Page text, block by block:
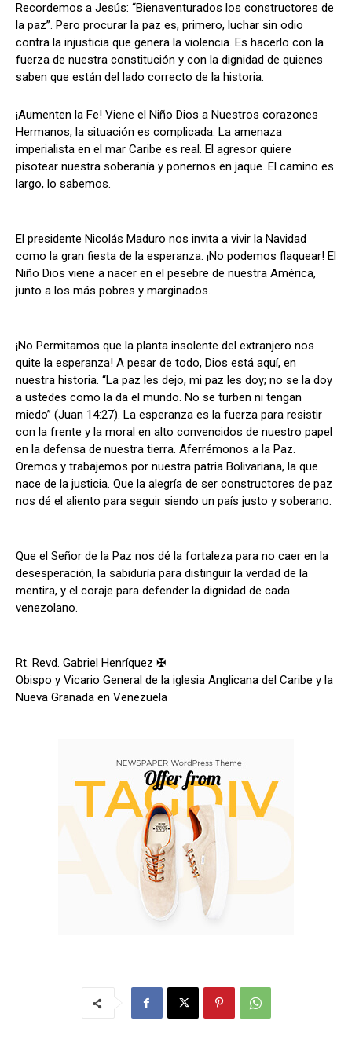
Recordemos a Jesús: “Bienaventurados los constructores de
la paz”. Pero procurar la paz es, primero, luchar sin odio
contra la injusticia que genera la violencia. Es hacerlo con la
fuerza de nuestra constitución y con la dignidad de quienes
saben que están del lado correcto de la historia.
¡Aumenten la Fe! Viene el Niño Dios a Nuestros corazones
Hermanos, la situación es complicada. La amenaza
imperialista en el mar Caribe es real. El agresor quiere
pisotear nuestra soberanía y ponernos en jaque. El camino es
largo, lo sabemos.
El presidente Nicolás Maduro nos invita a vivir la Navidad
como la gran fiesta de la esperanza. ¡No podemos flaquear! El
Niño Dios viene a nacer en el pesebre de nuestra América,
junto a los más pobres y marginados.
¡No Permitamos que la planta insolente del extranjero nos
quite la esperanza! A pesar de todo, Dios está aquí, en
nuestra historia. “La paz les dejo, mi paz les doy; no se la doy
a ustedes como la da el mundo. No se turben ni tengan
miedo” (Juan 14:27). La esperanza es la fuerza para resistir
con la frente y la moral en alto convencidos de nuestro papel
en la defensa de nuestra tierra. Aferrémonos a la Paz.
Oremos y trabajemos por nuestra patria Bolivariana, la que
nace de la justicia. Que la alegría de ser constructores de paz
nos dé el aliento para seguir siendo un país justo y soberano.
Que el Señor de la Paz nos dé la fortaleza para no caer en la
desesperación, la sabiduría para distinguir la verdad de la
mentira, y el coraje para defender la dignidad de cada
venezolano.
Rt. Revd. Gabriel Henríquez ✠
Obispo y Vicario General de la iglesia Anglicana del Caribe y la
Nueva Granada en Venezuela